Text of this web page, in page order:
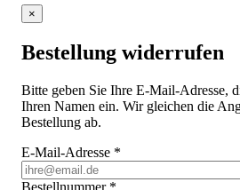
×
Bestellung widerrufen
Bitte geben Sie Ihre E-Mail-Adresse,
Ihren Namen ein. Wir gleichen die
Bestellung ab.
E-Mail-Adresse *
Bestellnummer *